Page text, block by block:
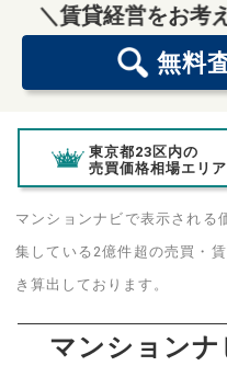
＼賃貸経営をお考
無料
東京都23区内の
売買価格相場エリ
マンションナビで表示される
集している2億件超の売買・
き算出しております。
マンションナ